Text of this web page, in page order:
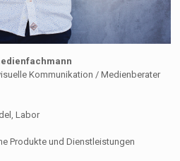
Kommunikation / Medienberater
Labor
Produkte und Dienstleistungen